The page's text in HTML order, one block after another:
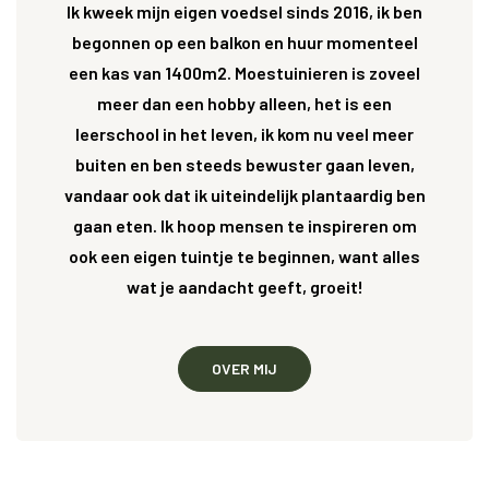
Ik kweek mijn eigen voedsel sinds 2016, ik ben
begonnen op een balkon en huur momenteel
een kas van 1400m2. Moestuinieren is zoveel
meer dan een hobby alleen, het is een
leerschool in het leven, ik kom nu veel meer
buiten en ben steeds bewuster gaan leven,
vandaar ook dat ik uiteindelijk plantaardig ben
gaan eten. Ik hoop mensen te inspireren om
ook een eigen tuintje te beginnen, want alles
wat je aandacht geeft, groeit!
OVER MIJ